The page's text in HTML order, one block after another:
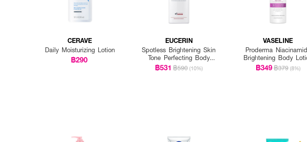
CERAVE
Daily Moisturizing Lotion
฿290
EUCERIN
Spotless Brightening Skin
Tone Perfecting Body
Lotion
฿531 ฿590 (10%)
VASELINE
Proderma
Brightening Body
฿349฿379 (8%)